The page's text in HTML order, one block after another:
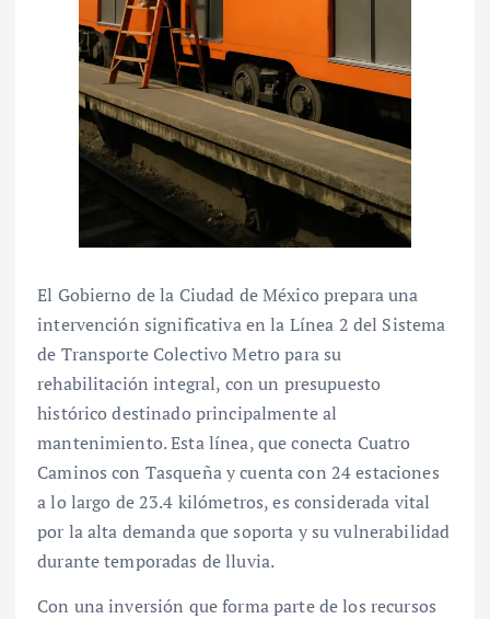
El Gobierno de la Ciudad de México prepara una
intervención significativa en la Línea 2 del Sistema
de Transporte Colectivo Metro para su
rehabilitación integral, con un presupuesto
histórico destinado principalmente al
mantenimiento. Esta línea, que conecta Cuatro
Caminos con Tasqueña y cuenta con 24 estaciones
a lo largo de 23.4 kilómetros, es considerada vital
por la alta demanda que soporta y su vulnerabilidad
durante temporadas de lluvia.
Con una inversión que forma parte de los recursos